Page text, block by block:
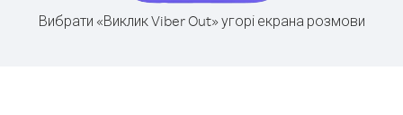
Вибрати «Виклик Viber Out» угорі екрана розмови